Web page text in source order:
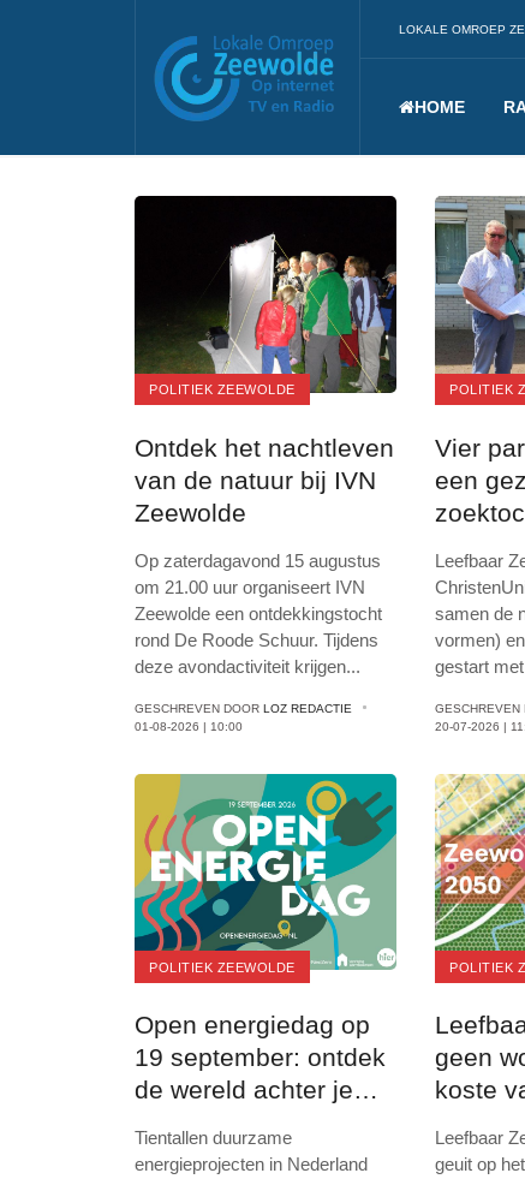
LOKALE OMROEP
HOME
POLITIEK ZEEWOLDE
Ontdek het nachtleven
van de natuur bij IVN
Zeewolde
Op zaterdagavond 15 augustus
om 21.00 uur organiseert IVN
Zeewolde een ontdekkingstocht
rond De Roode Schuur. Tijdens
deze avondactiviteit krijgen...
GESCHREVEN DOOR LOZ REDACTIE
01-08-2026 | 10:00
POLITIEK
Vier
een
Leefbaar
samen de
vormen)
gestart
20-07-2026 |
POLITIEK ZEEWOLDE
Open energiedag op
19 september: ontdek
de wereld achter je
thermostaat
Tientallen duurzame
energieprojecten in Nederland
POLITIEK
geen
koste
Leefbaar
geuit op